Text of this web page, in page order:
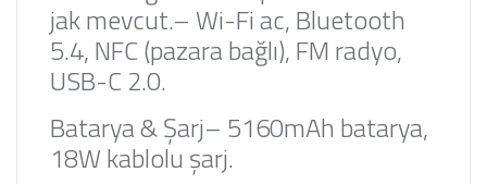
jak mevcut.– Wi-Fi ac, Bluetooth
5.4, NFC (pazara bağlı), FM radyo,
USB-C 2.0.
Batarya & Şarj– 5160mAh batarya,
18W kablolu şarj.